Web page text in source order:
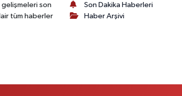
gelişmeleri son
tüm haberler
Son Dakika Haberleri
Haber Arşivi